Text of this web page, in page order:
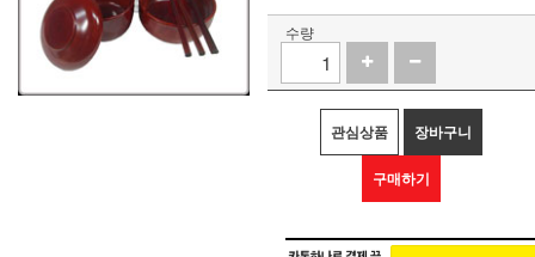
수량
관심상품 장바구니
구매하기